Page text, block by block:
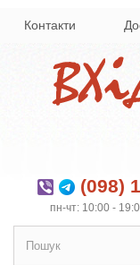
Контакти
(098)
пн-чт: 10:00 -